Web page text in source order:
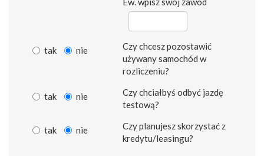
tak nie
Czy chcesz pozostawić
używany samochód w
rozliczeniu?
tak nie
Czy chciałbyś odbyć jazdę
testową?
tak nie
Czy planujesz skorzystać z
kredytu/leasingu?